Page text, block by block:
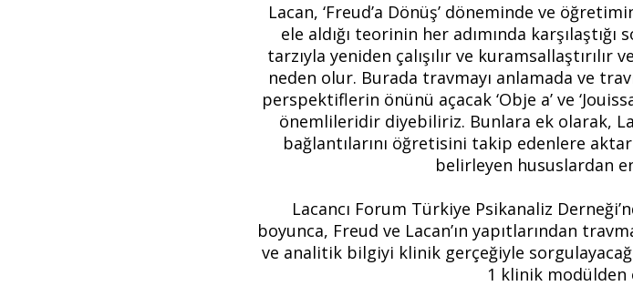
Lacan, ‘Freud’a Dönüş’ döneminde ve
ele aldığı teorinin her adımında
tarzıyla yeniden çalışılır ve kuramsallaştırılır
neden olur. Burada travmayı anlamada ve
perspektiflerin önünü açacak ‘Obje a’ ve
önemlileridir diyebiliriz. Bunlara ek olarak,
bağlantılarını öğretisini takip edenlere
belirleyen hususlardan
Lacancı Forum Türkiye Psikanaliz
boyunca, Freud ve Lacan’ın yapıtlarından
ve analitik bilgiyi klinik gerçeğiyle
1 klinik modülden